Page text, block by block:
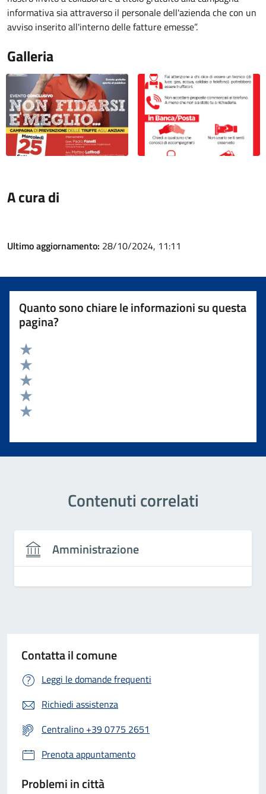
informativa sia attraverso il personale dell'azienda che con un
avviso inserito all'interno delle fatture emesse”.
Galleria
A cura di
Ultimo aggiornamento: 28/10/2024, 11:11
Quanto sono chiare le informazioni su questa
pagina?
Valuta 5 stelle su 5
Valuta 4 stelle su 5
Valuta 3 stelle su 5
Valuta 2 stelle su 5
Contenuti correlati
Amministrazione
Contatta il comune
Leggi le domande frequenti
Richiedi assistenza
Centralino +39 0775 2651
Prenota appuntamento
Problemi in città